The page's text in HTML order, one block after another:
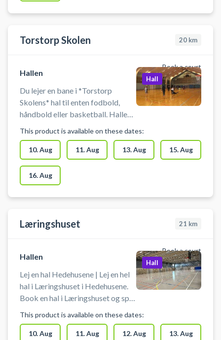
Torstorp Skolen 20 km
Book a court
Hallen
Du lejer en bane i *Torstorp
Skolens* hal til enten fodbold,
håndbold eller basketball. Hallen
benyttes til badminton. Der er net,
mål og kurve til rådighed. Der er
mulighed for omklædning og bad.
Hall
This product is available on these dates:
10. Aug 11. Aug 13. Aug 15. Aug
16. Aug
Læringshuset 21 km
Book a court
Hallen
Lej en hal Hedehusene | Lej en hel
hal i Læringshuset i Hedehusene.
Book en hal i Læringshuset og spil
Booking af hallen kan bruges til
blandt andet indendørs fodbold,
Hall
This product is available on these dates:
10. Aug 11. Aug 12. Aug 13. Aug